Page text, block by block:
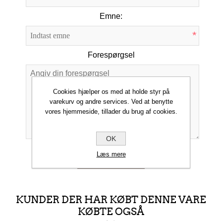
Emne:
*
Forespørgsel
INDSEND
KUNDER DER HAR KØBT DENNE VARE
KØBTE OGSÅ
Cookies hjælper os med at holde styr på
varekurv og andre services. Ved at benytte
vores hjemmeside, tillader du brug af cookies.
OK
Læs mere